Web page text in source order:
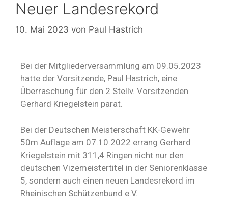
Neuer Landesrekord
10. Mai 2023 von Paul Hastrich
Bei der Mitgliederversammlung am 09.05.2023
hatte der Vorsitzende, Paul Hastrich, eine
Überraschung für den 2.Stellv. Vorsitzenden
Gerhard Kriegelstein parat.
Bei der Deutschen Meisterschaft KK-Gewehr
50m Auflage am 07.10.2022 errang Gerhard
Kriegelstein mit 311,4 Ringen nicht nur den
deutschen Vizemeistertitel in der Seniorenklasse
5, sondern auch einen neuen Landesrekord im
Rheinischen Schützenbund e.V.